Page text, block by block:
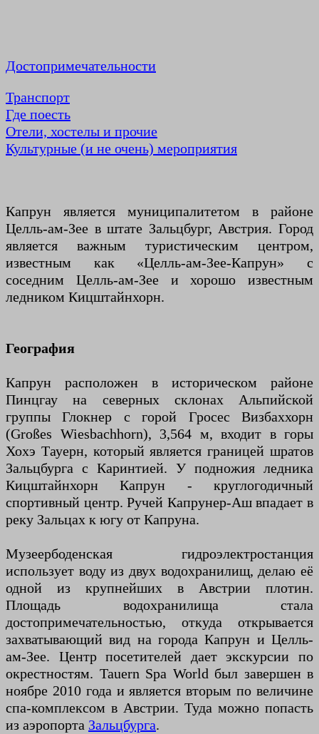
Достопримечательности
Транспорт
Где поесть
Отели, хостелы и прочие
Культурные (и не очень) мероприятия
Капрун является муниципалитетом в районе
Целль-ам-Зее в штате Зальцбург, Австрия. Город
является важным туристическим центром,
известным как «Целль-ам-Зее-Капрун» с
соседним Целль-ам-Зее и хорошо известным
ледником Кицштайнхорн.
География
Капрун расположен в историческом районе
Пинцгау на северных склонах Альпийской
группы Глокнер с горой Гросес Визбаххорн
(Großes Wiesbachhorn), 3,564 м, входит в горы
Хохэ Тауерн, который является границей шратов
Зальцбурга с Каринтией. У подножия ледника
Кицштайнхорн Капрун - круглогодичный
спортивный центр. Ручей Капрунер-Аш впадает в
реку Зальцах к югу от Капруна.
Музеербоденская гидроэлектростанция
использует воду из двух водохранилищ, делаю её
одной из крупнейших в Австрии плотин.
Площадь водохранилища стала
достопримечательностью, откуда открывается
захватывающий вид на города Капрун и Целль-
ам-Зее. Центр посетителей дает экскурсии по
окрестностям. Tauern Spa World был завершен в
ноябре 2010 года и является вторым по величине
спа-комплексом в Австрии. Туда можно попасть
из аэропорта Зальцбурга.